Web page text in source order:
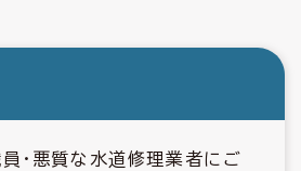
・悪質な水道修理業者にご